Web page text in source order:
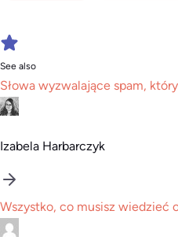
See also
Słowa wyzwalające spam,
Izabela Harbarczyk
Wszystko, co musisz wiedzieć